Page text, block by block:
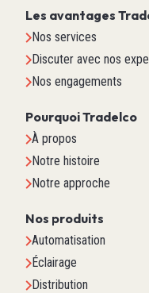
Les avantages
Nos services
Discuter avec nos
Nos engagements
Pourquoi Tradelco
À propos
Notre histoire
Notre approche
Nos produits
Automatisation
Éclairage
Distribution